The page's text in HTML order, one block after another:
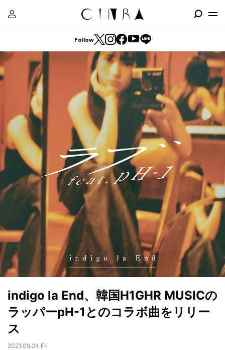
Follow
indigo la End、韓国H1GHR MUSICの
ラッパーpH-1とのコラボ曲をリリー
ス
2021.09.24 Fri